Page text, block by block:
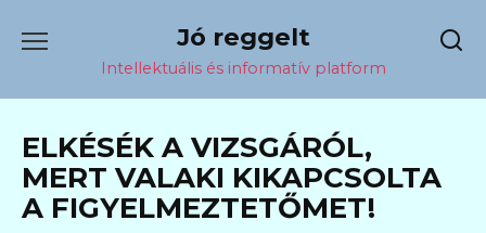
содержанию
Jó reggelt
Intellektuális és informatív platform
ELKÉSÉK A VIZSGÁRÓL,
MERT VALAKI KIKAPCSOLTA
A FIGYELMEZTETŐMET!